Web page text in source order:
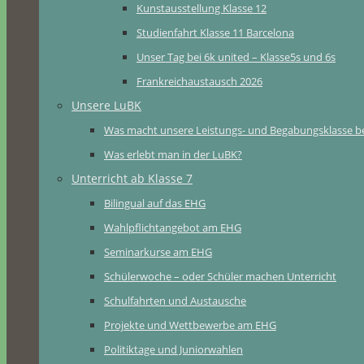
Kunstausstellung Klasse 12
Studienfahrt Klasse 11 Barcelona
Unser Tag bei 6k united – Klasse5s und 6s
Frankreichaustausch 2026
Unsere LuBK
Was macht unsere Leistungs- und Begabungsklasse
Was erlebt man in der LuBK?
Unterricht ab Klasse 7
Bilingual auf das EHG
Wahlpflichtangebot am EHG
Seminarkurse am EHG
Schülerwoche – oder Schüler machen Unterricht
Schulfahrten und Austausche
Projekte und Wettbewerbe am EHG
Politiktage und Juniorwahlen